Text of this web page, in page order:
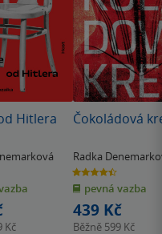
Hitlera
Kč
Čokoládová
Radka
4.5
z
5
hvězdiček
pevná vazba
439 Kč
Běžně 599 Kč